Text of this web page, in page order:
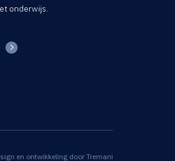
onderwijs.
en ontwikkeling doorTremani